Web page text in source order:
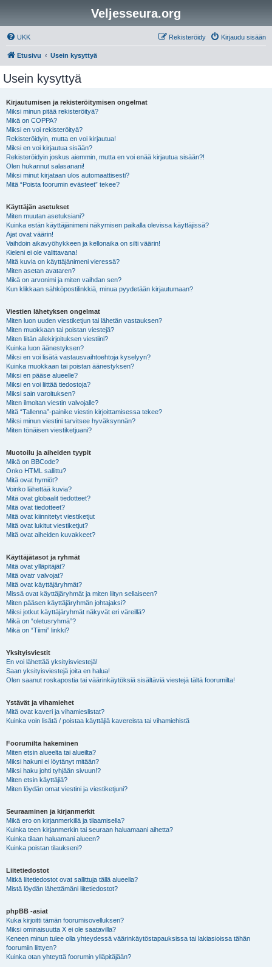
Veljesseura.org
UKK Kirjaudu sisään
Rekisteröidy
Etusivu Usein kysyttyä
Usein kysyttyä
Kirjautumisen ja rekisteröitymisen ongelmat
Miksi minun pitää rekisteröityä?
Mikä on COPPA?
Miksi en voi rekisteröityä?
Rekisteröidyin, mutta en voi kirjautua!
Miksi en voi kirjautua sisään?
Rekisteröidyin joskus aiemmin, mutta en voi enää kirjautua sisään?!
Olen hukannut salasanani!
Miksi minut kirjataan ulos automaattisesti?
Mitä “Poista foorumin evästeet” tekee?
Käyttäjän asetukset
Miten muutan asetuksiani?
Kuinka estän käyttäjänimeni näkymisen paikalla olevissa käyttäjissä?
Ajat ovat väärin!
Vaihdoin aikavyöhykkeen ja kellonaika on silti väärin!
Kieleni ei ole valittavana!
Mitä kuvia on käyttäjänimeni vieressä?
Miten asetan avataren?
Mikä on arvonimi ja miten vaihdan sen?
Kun klikkaan sähköpostilinkkiä, minua pyydetään kirjautumaan?
Viestien lähetyksen ongelmat
Miten luon uuden viestiketjun tai lähetän vastauksen?
Miten muokkaan tai poistan viestejä?
Miten liitän allekirjoituksen viestiini?
Kuinka luon äänestyksen?
Miksi en voi lisätä vastausvaihtoehtoja kyselyyn?
Kuinka muokkaan tai poistan äänestyksen?
Miksi en pääse alueelle?
Miksi en voi liittää tiedostoja?
Miksi sain varoituksen?
Miten ilmoitan viestin valvojalle?
Mitä “Tallenna”-painike viestin kirjoittamisessa tekee?
Miksi minun viestini tarvitsee hyväksynnän?
Miten tönäisen viestiketjuani?
Muotoilu ja aiheiden tyypit
Mikä on BBCode?
Onko HTML sallittu?
Mitä ovat hymiöt?
Voinko lähettää kuvia?
Mitä ovat globaalit tiedotteet?
Mitä ovat tiedotteet?
Mitä ovat kiinnitetyt viestiketjut
Mitä ovat lukitut viestiketjut?
Mitä ovat aiheiden kuvakkeet?
Käyttäjätasot ja ryhmät
Mitä ovat ylläpitäjät?
Mitä ovatr valvojat?
Mitä ovat käyttäjäryhmät?
Missä ovat käyttäjäryhmät ja miten liityn sellaiseen?
Miten pääsen käyttäjäryhmän johtajaksi?
Miksi jotkut käyttäjäryhmät näkyvät eri väreillä?
Mikä on “oletusryhmä”?
Mikä on “Tiimi” linkki?
Yksityisviestit
En voi lähettää yksityisviestejä!
Saan yksityisviestejä joita en halua!
Olen saanut roskapostia tai väärinkäytöksiä sisältäviä viestejä tältä foorumilta!
Ystävät ja vihamiehet
Mitä ovat kaveri ja vihamieslistat?
Kuinka voin lisätä / poistaa käyttäjiä kavereista tai vihamiehistä
Foorumilta hakeminen
Miten etsin alueelta tai alueilta?
Miksi hakuni ei löytänyt mitään?
Miksi haku johti tyhjään sivuun!?
Miten etsin käyttäjiä?
Miten löydän omat viestini ja viestiketjuni?
Seuraaminen ja kirjanmerkit
Mikä ero on kirjanmerkillä ja tilaamisella?
Kuinka teen kirjanmerkin tai seuraan haluamaani aihetta?
Kuinka tilaan haluamani alueen?
Kuinka poistan tilaukseni?
Liitetiedostot
Mitkä liitetiedostot ovat sallittuja tällä alueella?
Mistä löydän lähettämäni liitetiedostot?
phpBB -asiat
Kuka kirjoitti tämän foorumisovelluksen?
Miksi ominaisuutta X ei ole saatavilla?
Keneen minun tulee olla yhteydessä väärinkäytöstapauksissa tai lakiasioissa tähän
foorumiin liittyen?
Kuinka otan yhteyttä foorumin ylläpitäjään?